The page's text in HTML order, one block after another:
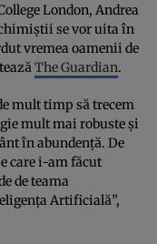
London, Andrea
chimiștii se vor uita în
vremea oamenii de
The Guardian.
mult timp să trecem
mult mai robuste și
în abundență. De
care i-am făcut
de teama
Artificială”,